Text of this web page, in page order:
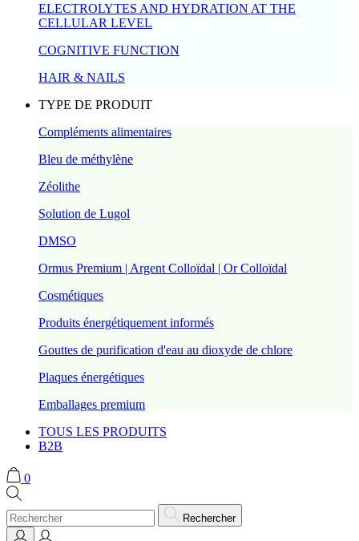
ELECTROLYTES AND HYDRATION AT THE
CELLULAR LEVEL
COGNITIVE FUNCTION
HAIR & NAILS
TYPE DE PRODUIT
Compléments alimentaires
Bleu de méthylène
Zéolithe
Solution de Lugol
DMSO
Ormus Premium | Argent Colloïdal | Or Colloïdal
Cosmétiques
Produits énergétiquement informés
Gouttes de purification d'eau au dioxyde de chlore
Plaques énergétiques
Emballages premium
TOUS LES PRODUITS
B2B
0
Rechercher